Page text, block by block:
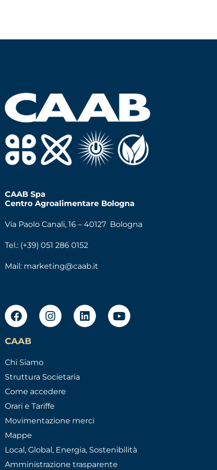
CAAB Spa
Centro Agroalimentare Bologna
Via Paolo Canali, 16 – 40127 Bologna
Tel.: (+39) 051 286 0152
Mail: marketing@caab.it
CAAB
Chi Siamo
Struttura Societaria
Come accedere
Orari e Tariffe
Movimentazione merci
Mappe
Local, Global, Energia, Sostenibilità
Amministrazione trasparente